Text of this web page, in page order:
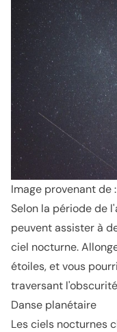
Image provenant de
Selon la période de
peuvent assister à
ciel nocturne.
étoiles, et vous
traversant
Danse planétaire
Les ciels nocturnes